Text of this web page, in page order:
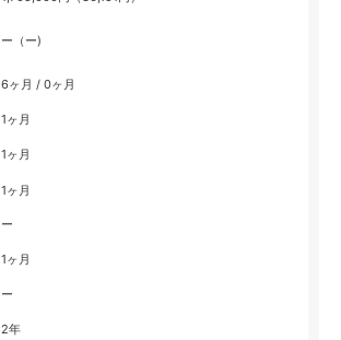
ー（ー)
6ヶ月 / 0ヶ月
1ヶ月
1ヶ月
1ヶ月
ー
1ヶ月
ー
2年